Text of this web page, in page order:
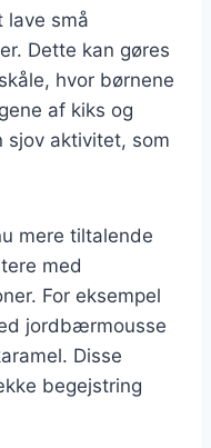
lave små
Dette kan gøres
hvor børnene
af kiks og
sjov aktivitet, som
mere tiltalende
med
For eksempel
jordbærmousse
Disse
begejstring